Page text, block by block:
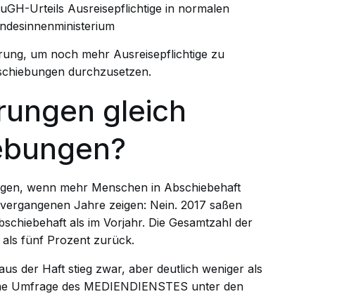
Urteils Ausreisepflichtige in normalen
um noch mehr Ausreisepflichtige zu
durchzusetzen.
gleich
wenn mehr Menschen in Abschiebehaft
Jahre zeigen: Nein. 2017 saßen
als im Vorjahr. Die Gesamtzahl der
fünf Prozent zurück.
der Haft stieg zwar, aber deutlich weniger als
Umfrage des MEDIENDIENSTES unter den